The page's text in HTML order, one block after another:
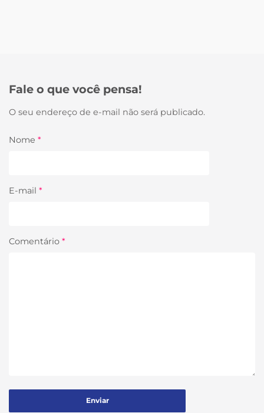
Fale o que você pensa!
O seu endereço de e-mail não será publicado.
Nome *
E-mail *
Comentário *